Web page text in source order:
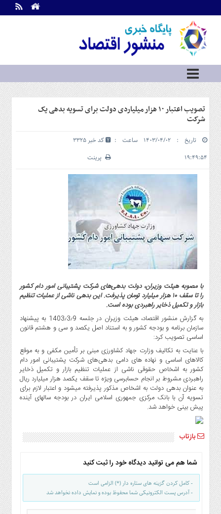
اطلاعات
تماس
ما
درباره
ما
سرویس
ها
خانه
سرمایه
و
بورس
و
شهری
گاز
و
پتروشیمی
صنعت
و
خودرو
استارت
آپ
و
فن
آوری
بانک
،
بیمه
و
ارز
دیجیتال
کشاورزی
و
صنایع
غذایی
سیاسی
و
بین
الملل
تصویب اعتبار ۱۰ هزار میلیاردی دولت برای تسویه بدهی یک
شرکت
تاریخ : ۱۴۰۳/۰۴/۰۲ ساعت :
۱۹:۴۹:۵۴
کد خبر 3325
پرینت
با مصوبه هیئت وزیران، دولت بدهی‌های شرکت پشتیبانی امور دام کشور
را تا سقف ۱۰ هزار میلیارد تومان پذیرفت. این بدهی ناشی از عملیات تنظیم
بازار و تکمیل ذخایر راهبردی بوده است.
به گزارش منشور اقتصاد، هیئت وزیران در جلسه 1403٫3٫9 به پیشنهاد
سازمان برنامه و بودجه کشور و به استناد اصل یکصد و سی و هشتم قانون
اساسی تصویب کرد:
با عنایت به تکالیف وزارت جهاد کشاورزی مبنی بر تأمین مکفی و به موقع
کالاهای اساسی و نهاده های دامی بدهی‌های شرکت پشتیبانی امور دام
کشور به اشخاص حقوقی ناشی از عملیات تنظیم بازار و تکمیل ذخایر
راهبردی مشروط بر انجام حسابرسی ویژه تا سقف یکصد هزار میلیارد ریال
به عنوان بدهی دولت به اشخاص مذکور پذیرفته میشود و اعتبار لازم برای
تسویه آن با بانک مرکزی جمهوری اسلامی ایران در بودجه سالهای آینده
پیش بینی خواهد شد.
بازتاب
شما هم می توانید دیدگاه خود را ثبت کنید
- کامل کردن گزینه های ستاره دار (*) الزامی است
- آدرس پست الکترونیکی شما محفوظ بوده و نمایش داده نخواهد شد